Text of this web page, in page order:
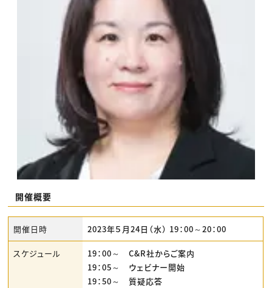
開催概要
開催日時 2023年５月24日（水） 19：00～20：00
スケジュール
19：00～ C&R社からご案内
19：05～ ウェビナー開始
19：50～ 質疑応答